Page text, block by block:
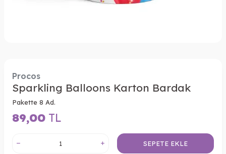
Procos
Sparkling Balloons Karton Bardak
Pakette 8 Ad.
89,00 TL
SEPETE EKLE